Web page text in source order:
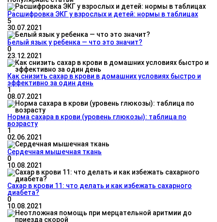
Расшифровка ЭКГ у взрослых и детей: нормы в таблицах
5
30.07.2021
Белый язык у ребенка — что это значит?
0
23.12.2021
Как снизить сахар в крови в домашних условиях быстро и
эффективно за один день
1
08.07.2021
Норма сахара в крови (уровень глюкозы): таблица по
возрасту
1
02.06.2021
Сердечная мышечная ткань
0
10.08.2021
Сахар в крови 11: что делать и как избежать сахарного
диабета?
0
10.08.2021